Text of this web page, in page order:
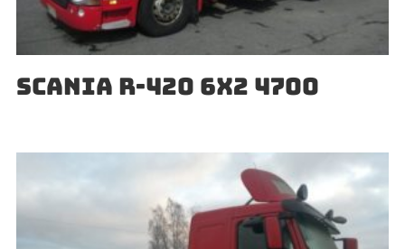
SCANIA R-420 6X2 4700